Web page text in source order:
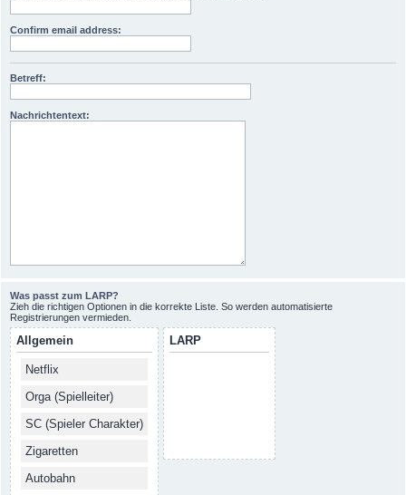
Confirm email address:
Betreff:
Nachrichtentext:
Was passt zum LARP?
Zieh die richtigen Optionen in die korrekte Liste. So werden automatisierte
Registrierungen vermieden.
Allgemein
Netflix
Orga (Spielleiter)
SC (Spieler Charakter)
Zigaretten
Autobahn
LARP